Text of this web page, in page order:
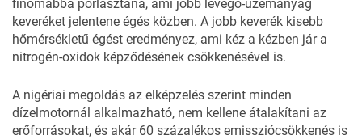
finomabbá porlasztaná, ami jobb levegő-üzemanyag
keveréket jelentene égés közben. A jobb keverék kisebb
hőmérsékletű égést eredményez, ami kéz a kézben jár a
nitrogén-oxidok képződésének csökkenésével is.
A nigériai megoldás az elképzelés szerint minden
dízelmotornál alkalmazható, nem kellene átalakítani az
erőforrásokat, és akár 60 százalékos emissziócsökkenés is